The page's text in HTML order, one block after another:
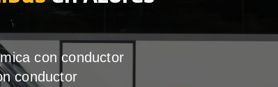
con conductor
conductor